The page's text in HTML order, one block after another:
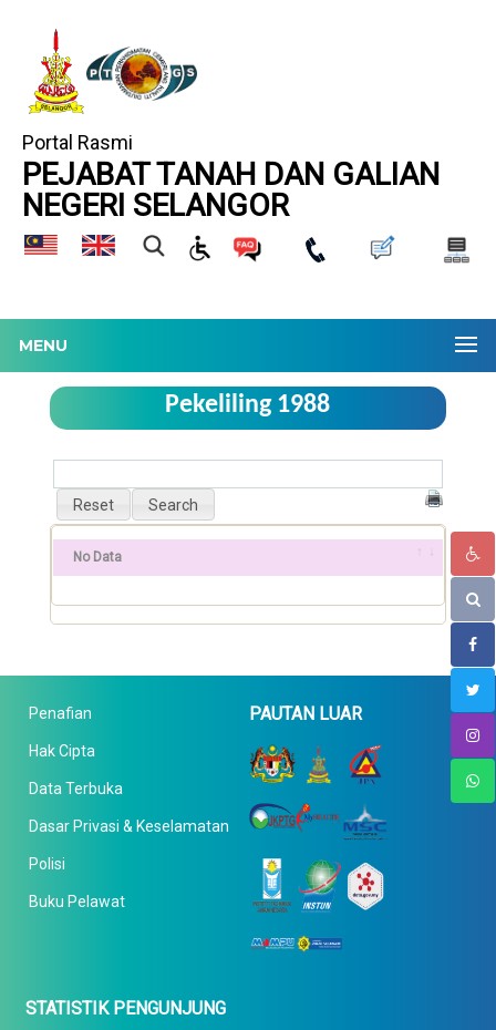
Portal Rasmi
PEJABAT TANAH DAN GALIAN
NEGERI SELANGOR
MENU
Pekeliling 1988
No Data
Penafian
Hak Cipta
Data Terbuka
Dasar Privasi & Keselamatan
Polisi
Buku Pelawat
PAUTAN LUAR
STATISTIK PENGUNJUNG